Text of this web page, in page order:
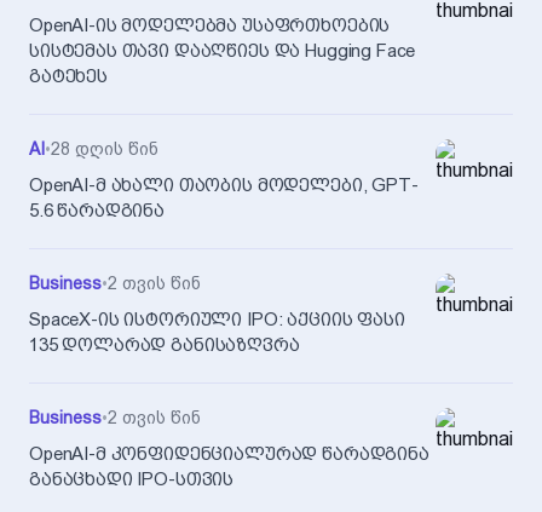
OpenAI-ის მოდელებმა უსაფრთხოების
სისტემას თავი დააღწიეს და Hugging Face
გატეხეს
AI •28 დღის წინ
OpenAI-მ ახალი თაობის მოდელები, GPT-
5.6 წარადგინა
Business•2 თვის წინ
SpaceX-ის ისტორიული IPO: აქციის ფასი
135 დოლარად განისაზღვრა
Business•2 თვის წინ
OpenAI-მ კონფიდენციალურად წარადგინა
განაცხადი IPO-სთვის